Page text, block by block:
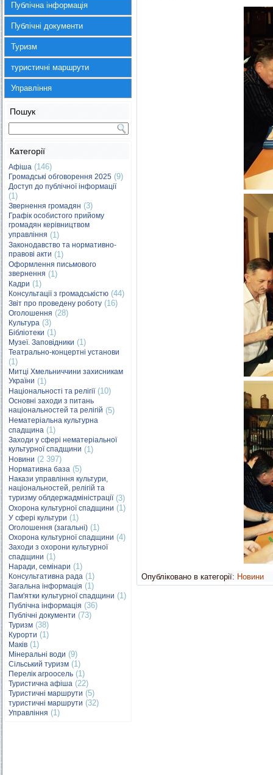
Публічна інформація
Публічні документи
Туризм
туристичні маршрути
Управління
Пошук
Категорії
Афіша (146)
Громадські обговорення 2025 (9)
Доступ до публічної інформації
(1)
Звернення громадян (3)
Графік особистого прийому
громадян керівництвом
управління (1)
Законодавство та нормативно-
правові акти (1)
Оформлення письмового
звернення (1)
Кадри (1)
Консультації з громадськістю (44)
Звіт про проведену роботу (16)
Оголошення (28)
Культура (3)
Бібліотеки (1)
Музеї. Заповідники (1)
Театрально-концертні установи
(1)
Митці Хмельниччини захисникам
України (1)
Національності та релігії(10)
Основні заходи з питань
національностей та релігій (5)
Нематеріальна культурна
спадщина (1)
Заходи у сфері нематеріальної
культурної спадщини (1)
Новини (2 397)
Нормативна база (5)
Накази управління культури,
національностей, релігій та
туризму облдержадміністрації(3)
Охорона культурної спадщини (1)
У сфері культури (1)
Оголошення (загальні) (1)
Охорона культурної спадщини (4)
Заходи з охорони культурної
спадщини (1)
Наради, семінари (1)
Консультативна рада (1)
Загальна інформація (1)
Пам'ятки культурної спадщини (1)
Публічна інформація (36)
Публічні документи (73)
Туризм (38)
Курорти (1)
Маків (1)
Мінеральні води (9)
Сільський туризм (1)
Перелік агроосель (1)
Туристична афіша (22)
Туристичні маршрути (5)
туристичні маршрути (32)
Управління (1)
Опубліковано в категорії: Новини